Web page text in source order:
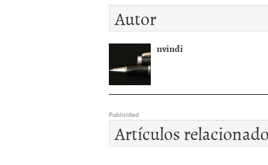
Autor
nvindi
Publicidad
Artículos